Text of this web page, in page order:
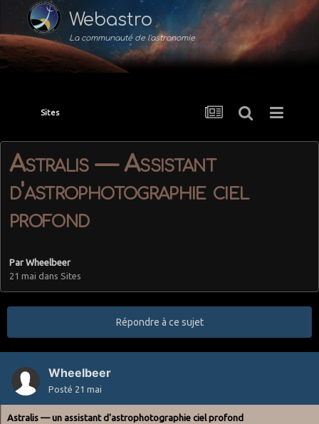
Webastro
La communauté de l'astronomie
Sites
Astralis — Assistant
d'astrophotographie ciel
profond
Par Wheelbeer
21 mai dans Sites
Répondre à ce sujet
Wheelbeer
Posté 21 mai
Astralis — un assistant d'astrophotographie ciel profond